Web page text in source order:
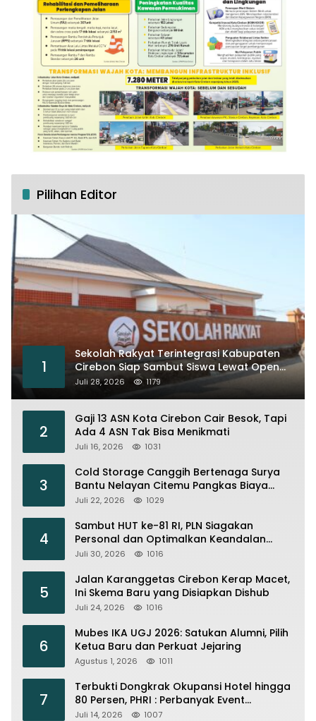
Pilihan Editor
1
Sekolah Rakyat Terintegrasi Kabupaten
Cirebon Siap Sambut Siswa Lewat Open
House dan MPLS
Juli 28, 2026 1179
2
Gaji 13 ASN Kota Cirebon Cair Besok, Tapi
Ada 4 ASN Tak Bisa Menikmati
Juli 16, 2026 1031
3
Cold Storage Canggih Bertenaga Surya
Bantu Nelayan Citemu Pangkas Biaya
Operasional
Juli 22, 2026 1029
4
Sambut HUT ke-81 RI, PLN Siagakan
Personal dan Optimalkan Keandalan
Instalasi Transmisi
Juli 30, 2026 1016
5
Jalan Karanggetas Cirebon Kerap Macet,
Ini Skema Baru yang Disiapkan Dishub
Juli 24, 2026 1016
6
Mubes IKA UGJ 2026: Satukan Alumni, Pilih
Ketua Baru dan Perkuat Jejaring
Agustus 1, 2026 1011
7
Terbukti Dongkrak Okupansi Hotel hingga
80 Persen, PHRI : Perbanyak Event
Olahraga di Cirebon
Juli 14, 2026 1007